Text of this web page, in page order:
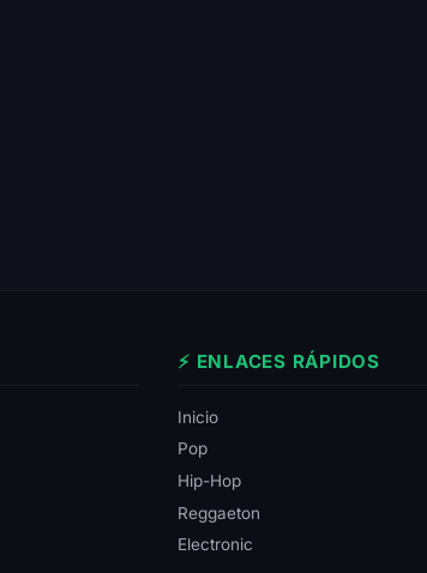
⚡ ENLACES RÁPIDOS
Inicio
Pop
Hip-Hop
Reggaeton
Electronic